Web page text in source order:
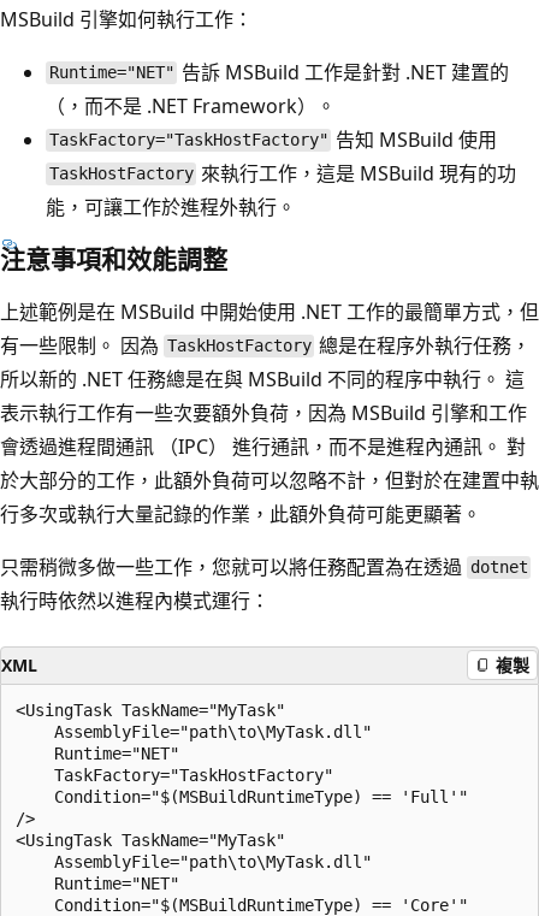
MSBuild 引擎如何執行工作：
Runtime="NET" 告訴 MSBuild 工作是針對 .NET 建置的
（，而不是 .NET Framework）。
TaskFactory="TaskHostFactory" 告知 MSBuild 使用
TaskHostFactory 來執行工作，這是 MSBuild 現有的功
能，可讓工作於進程外執行。
注意事項和效能調整
上述範例是在 MSBuild 中開始使用 .NET 工作的最簡單方式，但
有一些限制。 因為 TaskHostFactory 總是在程序外執行任務，
所以新的 .NET 任務總是在與 MSBuild 不同的程序中執行。 這
表示執行工作有一些次要額外負荷，因為 MSBuild 引擎和工作
會透過進程間通訊 （IPC） 進行通訊，而不是進程內通訊。 對
於大部分的工作，此額外負荷可以忽略不計，但對於在建置中執
行多次或執行大量記錄的作業，此額外負荷可能更顯著。
只需稍微多做一些工作，您就可以將任務配置為在透過 dotnet
執行時依然以進程內模式運行：
XML 複製
<UsingTask TaskName="MyTask"
    AssemblyFile="path\to\MyTask.dll"
    Runtime="NET"
    TaskFactory="TaskHostFactory"
    Condition="$(MSBuildRuntimeType) == 'Full'"
/>
<UsingTask TaskName="MyTask"
    AssemblyFile="path\to\MyTask.dll"
    Runtime="NET"
    Condition="$(MSBuildRuntimeType) == 'Core'"